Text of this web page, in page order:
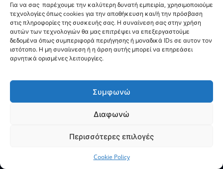
Για να σας παρέχουμε την καλύτερη δυνατή εμπειρία, χρησιμοποιούμε
τεχνολογίες όπως cookies για την αποθήκευση και/ή την πρόσβαση
στις πληροφορίες της συσκευής σας. Η συναίνεση σας στην χρήση
αυτών των τεχνολογιών θα μας επιτρέψει να επεξεργαστούμε
δεδομένα όπως συμπεριφορά περιήγησης ή μοναδικά IDs σε αυτον τον
ιστότοπο. Η μη συναίινεση ή η άρση αυτής μπορεί να επηρεάσει
αρνητικά ορισμένες λειτουργίες.
Συμφωνώ
Διαφωνώ
Περισσότερες επιλογές
Cookie Policy
Η BOXmind παρέχει πληροφοριακές και συμβουλευτικές
υπηρεσίες. Δεν προσφέρει υπηρεσίες ρύθμισης ή
διαγραφής οφειλών.
byVNG